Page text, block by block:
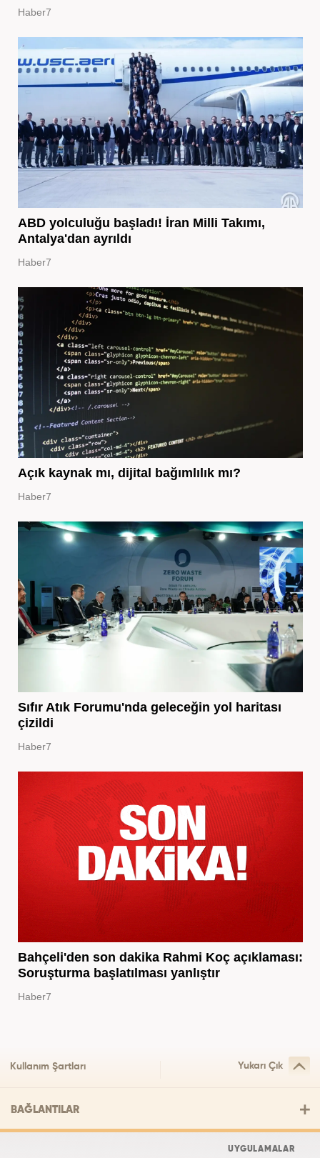
Haber7
ABD yolculuğu başladı! İran Milli Takımı,
Antalya'dan ayrıldı
Haber7
Açık kaynak mı, dijital bağımlılık mı?
Haber7
Sıfır Atık Forumu'nda geleceğin yol haritası
çizildi
Haber7
Bahçeli'den son dakika Rahmi Koç açıklaması:
Soruşturma başlatılması yanlıştır
Haber7
Kullanım Şartları Yukarı Çık
BAĞLANTILAR
UYGULAMALAR